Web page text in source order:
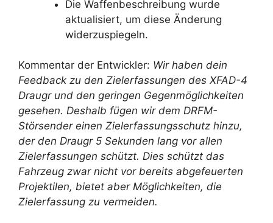
Die Waffenbeschreibung wurde
aktualisiert, um diese Änderung
widerzuspiegeln.
Kommentar der Entwickler: Wir haben dein
Feedback zu den Zielerfassungen des XFAD-4
Draugr und den geringen Gegenmöglichkeiten
gesehen. Deshalb fügen wir dem DRFM-
Störsender einen Zielerfassungsschutz hinzu,
der den Draugr 5 Sekunden lang vor allen
Zielerfassungen schützt. Dies schützt das
Fahrzeug zwar nicht vor bereits abgefeuerten
Projektilen, bietet aber Möglichkeiten, die
Zielerfassung zu vermeiden.